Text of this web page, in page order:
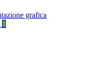
grafica
1